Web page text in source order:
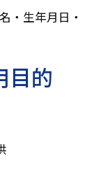
・生年月日・
目的